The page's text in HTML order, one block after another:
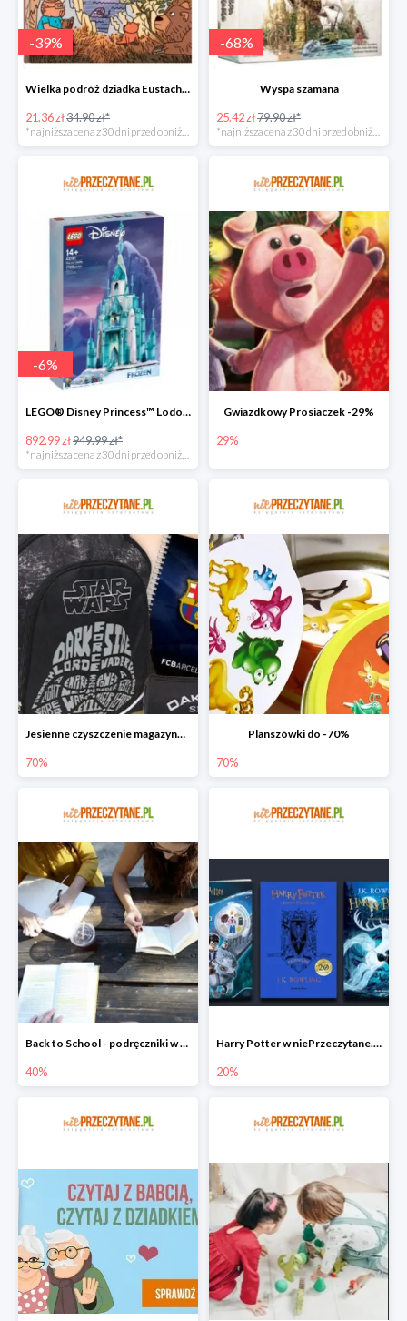
-39%
Wielka podróż dziadka Eustachego
21.36 zł34.90 zł*
*najniższa cena z 30 dni przed obniżką
-68%
Wyspa szamana
25.42 zł79.90 zł*
*najniższa cena z 30 dni przed obniżką
-6%
LEGO® Disney Princess™ Lodowy zamek
892.99 zł949.99 zł*
Gwiazdkowy Prosiaczek -29%
29%
Jesienne czyszczenie magazynu do -70%
70%
Planszówki do -70%
70%
Back to School - podręczniki w niePrzeczytane.pl do -40%
40%
Harry Potter w niePrzeczytane.pl do -20%
20%